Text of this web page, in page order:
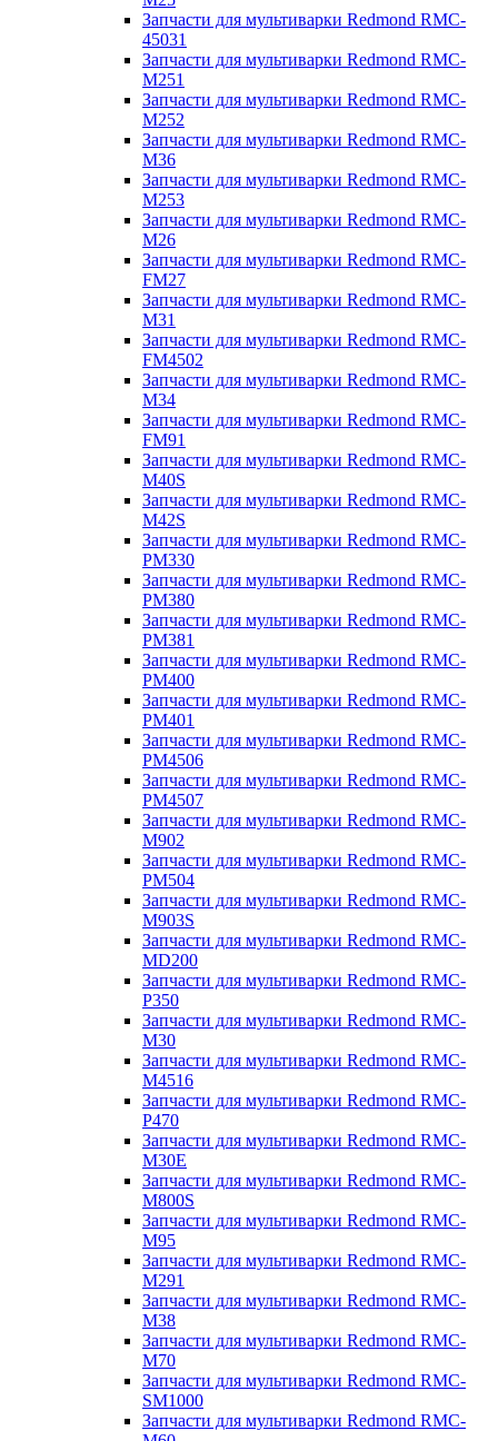
Запчасти для мультиварки Redmond RMC-
45031
Запчасти для мультиварки Redmond RMC-
M251
Запчасти для мультиварки Redmond RMC-
M252
Запчасти для мультиварки Redmond RMC-
M36
Запчасти для мультиварки Redmond RMC-
M253
Запчасти для мультиварки Redmond RMC-
M26
Запчасти для мультиварки Redmond RMC-
FM27
Запчасти для мультиварки Redmond RMC-
M31
Запчасти для мультиварки Redmond RMC-
FM4502
Запчасти для мультиварки Redmond RMC-
M34
Запчасти для мультиварки Redmond RMC-
FM91
Запчасти для мультиварки Redmond RMC-
M40S
Запчасти для мультиварки Redmond RMC-
M42S
Запчасти для мультиварки Redmond RMC-
PM330
Запчасти для мультиварки Redmond RMC-
PM380
Запчасти для мультиварки Redmond RMC-
PM381
Запчасти для мультиварки Redmond RMC-
PM400
Запчасти для мультиварки Redmond RMC-
PM401
Запчасти для мультиварки Redmond RMC-
PM4506
Запчасти для мультиварки Redmond RMC-
PM4507
Запчасти для мультиварки Redmond RMC-
M902
Запчасти для мультиварки Redmond RMC-
PM504
Запчасти для мультиварки Redmond RMC-
M903S
Запчасти для мультиварки Redmond RMC-
MD200
Запчасти для мультиварки Redmond RMC-
P350
Запчасти для мультиварки Redmond RMC-
M30
Запчасти для мультиварки Redmond RMC-
M4516
Запчасти для мультиварки Redmond RMC-
P470
Запчасти для мультиварки Redmond RMC-
M30E
Запчасти для мультиварки Redmond RMC-
M800S
Запчасти для мультиварки Redmond RMC-
M95
Запчасти для мультиварки Redmond RMC-
M291
Запчасти для мультиварки Redmond RMC-
M38
Запчасти для мультиварки Redmond RMC-
M70
Запчасти для мультиварки Redmond RMC-
SM1000
Запчасти для мультиварки Redmond RMC-